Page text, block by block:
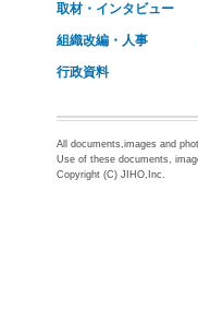
取材・インタビュー
組織改編・人事
行政資料
All documents,images and
Use of these documents,
Copyright (C) JIHO,Inc.